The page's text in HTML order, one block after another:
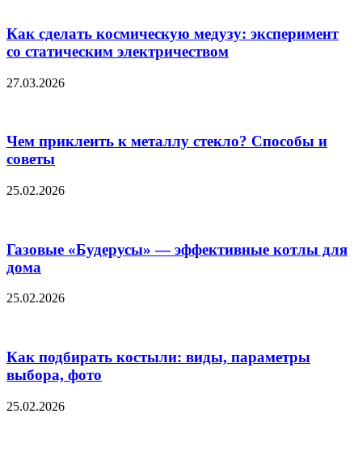
Как сделать космическую медузу: эксперимент
со статическим электричеством
27.03.2026
Чем приклеить к металлу стекло? Способы и
советы
25.02.2026
Газовые «Будерусы» — эффективные котлы для
дома
25.02.2026
Как подбирать костыли: виды, параметры
выбора, фото
25.02.2026